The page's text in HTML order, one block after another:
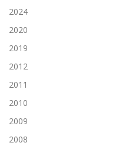
2024
2020
2019
2012
2011
2010
2009
2008